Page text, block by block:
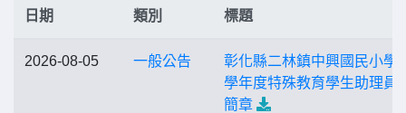
日期 類別 標題
2026-08-05 一般公告
彰化縣二林鎮中興國民小學
學年度特殊教育學生助理員
簡章